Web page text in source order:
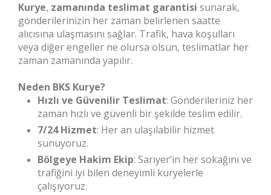
Kurye, zamanında teslimat garantisi sunarak,
gönderilerinizin her zaman belirlenen saatte
alıcısına ulaşmasını sağlar. Trafik, hava koşulları
veya diğer engeller ne olursa olsun, teslimatlar her
zaman zamanında yapılır.
Neden BKS Kurye?
Hızlı ve Güvenilir Teslimat: Gönderileriniz her
zaman hızlı ve güvenli bir şekilde teslim edilir.
7/24 Hizmet: Her an ulaşılabilir hizmet
sunuyoruz.
Bölgeye Hakim Ekip: Sarıyer’in her sokağını ve
trafiğini iyi bilen deneyimli kuryelerle
çalışıyoruz.